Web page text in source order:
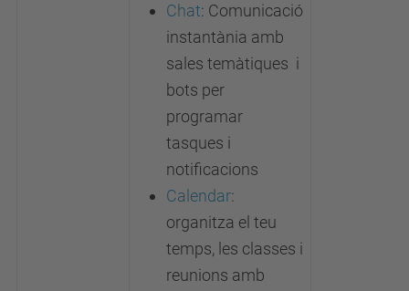
Chat: Comunicació
instantània amb
sales temàtiques i
bots per
programar
tasques i
notificacions
Calendar:
organitza el teu
temps, les classes i
reunions amb